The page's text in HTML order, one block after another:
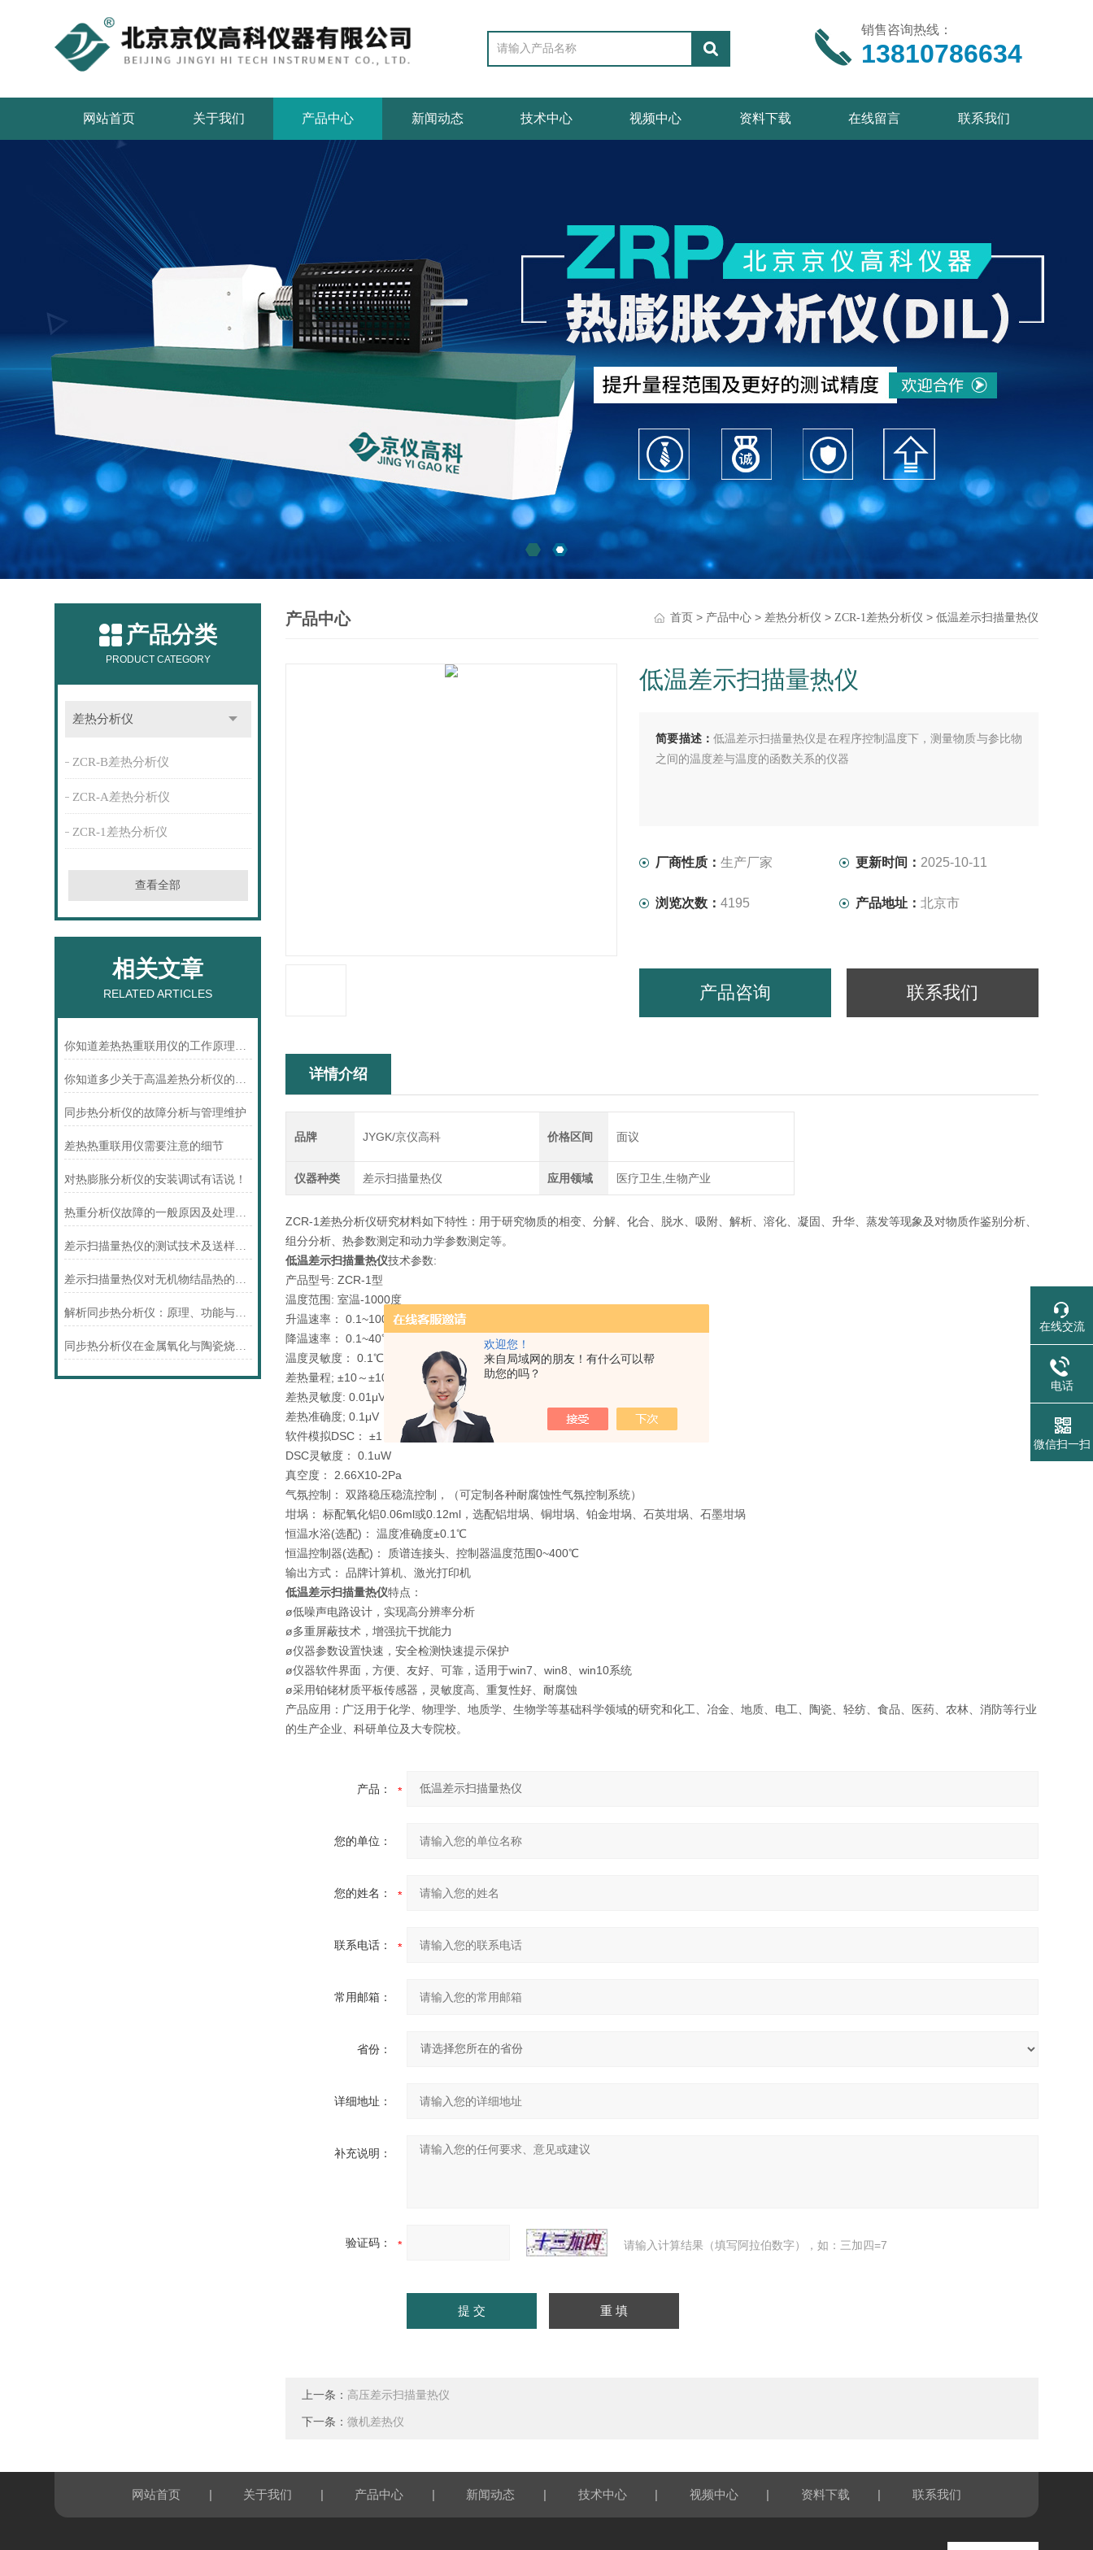
欢迎您！
来自局域网的朋友！有什么可以帮
助您的吗？
销售咨询热线：
13810786634
网站首页 关于我们 产品中心 新闻动态 技术中心 视频中心 资料下载 在线留言 联系我们
产品分类
PRODUCT CATEGORY
差热分析仪
ZCR-B差热分析仪
ZCR-A差热分析仪
ZCR-1差热分析仪
查看全部
相关文章
RELATED ARTICLES
你知道差热热重联用仪的工作原理是什么嘛
你知道多少关于高温差热分析仪的知识
同步热分析仪的故障分析与管理维护
差热热重联用仪需要注意的细节
对热膨胀分析仪的安装调试有话说！
热重分析仪故障的一般原因及处理思路
差示扫描量热仪的测试技术及送样要求简析
差示扫描量热仪对无机物结晶热的研究
解析同步热分析仪：原理、功能与多维应用场景
同步热分析仪在金属氧化与陶瓷烧结中的深度应用
产品中心 首页> 产品中心> 差热分析仪 > ZCR-1差热分析仪 > 低温差示扫描量热仪
低温差示扫描量热仪
简要描述： 低温差示扫描量热仪是在程序控制温度下，测量物质与参比物
之间的温度差与温度的函数关系的仪器
厂商性质：生产厂家 更新时间： 2025-10-11
浏览次数：4195 产品地址： 北京市
产品咨询 联系我们
详情介绍
品牌 JYGK/京仪高科 价格区间 面议
仪器种类 差示扫描量热仪 应用领域 医疗卫生,生物产业
ZCR-1差热分析仪研究材料如下特性：用于研究物质的相变、分解、化合、脱水、吸附、解析、溶化、凝固、升华、蒸发等现象及对物质作鉴别分析、
组分分析、热参数测定和动力学参数测定等。
低温差示扫描量热仪技术参数:
产品型号: ZCR-1型
温度范围: 室温-1000度
升温速率： 0.1~100℃/min
降温速率： 0.1~40℃/min
温度灵敏度： 0.1℃
差热量程; ±10～±1000uV
差热灵敏度: 0.01μV
差热准确度; 0.1μV
软件模拟DSC： ±1～±100mW
DSC灵敏度： 0.1uW
真空度： 2.66X10-2Pa
气氛控制： 双路稳压稳流控制，（可定制各种耐腐蚀性气氛控制系统）
坩埚： 标配氧化铝0.06ml或0.12ml，选配铝坩埚、铜坩埚、铂金坩埚、石英坩埚、石墨坩埚
恒温水浴(选配)： 温度准确度±0.1℃
恒温控制器(选配)： 质谱连接头、控制器温度范围0~400℃
输出方式： 品牌计算机、激光打印机
低温差示扫描量热仪特点：
ø低噪声电路设计，实现高分辨率分析
ø多重屏蔽技术，增强抗干扰能力
ø仪器参数设置快速，安全检测快速提示保护
ø仪器软件界面，方便、友好、可靠，适用于win7、win8、win10系统
ø采用铂铑材质平板传感器，灵敏度高、重复性好、耐腐蚀
产品应用：广泛用于化学、物理学、地质学、生物学等基础科学领域的研究和化工、冶金、地质、电工、陶瓷、轻纺、食品、医药、农林、消防等行业
的生产企业、科研单位及大专院校。
产品：
您的单位：
您的姓名：
联系电话：
常用邮箱：
省份：
详细地址：
补充说明：
验证码： 请输入计算结果（填写阿拉伯数字），如：三加四=7
上一条： 高压差示扫描量热仪
下一条：微机差热仪
网站首页 | 关于我们 | 产品中心 | 新闻动态 | 技术中心 | 视频中心 | 资料下载 | 联系我们
在线交流
电话
微信扫一扫